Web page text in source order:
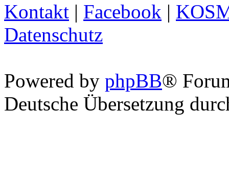
Kontakt | Facebook |
Datenschutz
Powered by phpBB®
Deutsche Übersetzung